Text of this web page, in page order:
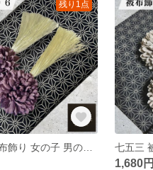
残り1点
1,680円